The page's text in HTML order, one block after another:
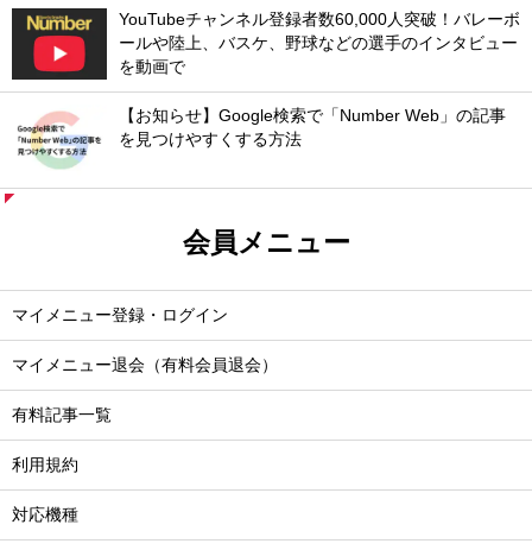
YouTubeチャンネル登録者数60,000人突破！バレーボ
ールや陸上、バスケ、野球などの選手のインタビュー
を動画で
【お知らせ】Google検索で「Number Web」の記事
を見つけやすくする方法
会員メニュー
マイメニュー登録・ログイン
マイメニュー退会（有料会員退会）
有料記事一覧
利用規約
対応機種